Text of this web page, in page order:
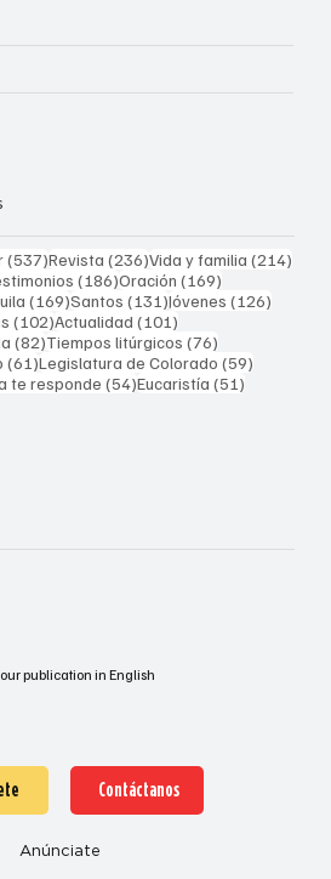
(537)537 entradas
Revista (236)236 entradas
Vida y familia (214)
entradas(186)186 entradas
Oración (169)
(169)169 entradas
Santos (131)131 entradas
Jóvenes (126)
(102)102 entradas
Actualidad (101)
(82)82 entradas
Tiempos litúrgicos (76)
(61)61 entradas
Legislatura de Colorado (59)
te responde (54)54 entradas
Eucaristía (51)
publication in English
Contáctanos
Anúnciate